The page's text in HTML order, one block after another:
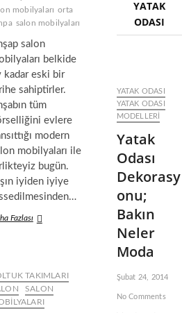
r
ı
salonmobilyaları orta
salon mobilyaları
salon
belkide
kadar eski bir
sahiptirler.
tüm
evlere
modern
mobilyaları ile
bugün.
iyiden iyiye
FazlasıA
S
a
l
TAKIMLARI
SALON
YATAK
ODASI
YATAK ODASI
YATAK ODASI
MODELLERI
Yatak
Odası
Dekorasy
onu;
Bakın
Neler
Moda
Şubat 24, 2014
No Comments